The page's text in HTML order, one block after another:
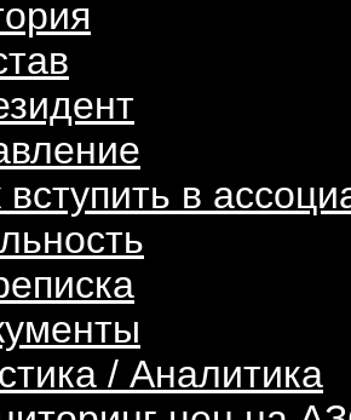
вступить в
/ Аналитика